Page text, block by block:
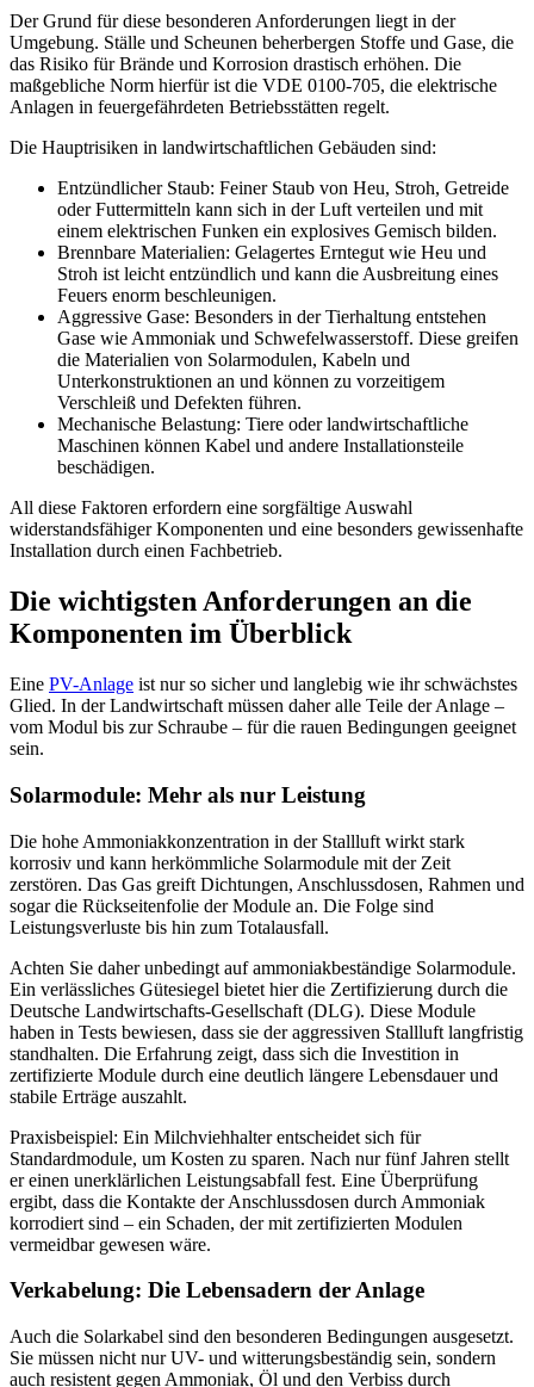
Der Grund für diese besonderen Anforderungen liegt in der
Umgebung. Ställe und Scheunen beherbergen Stoffe und Gase, die
das Risiko für Brände und Korrosion drastisch erhöhen. Die
maßgebliche Norm hierfür ist die VDE 0100-705, die elektrische
Anlagen in feuergefährdeten Betriebsstätten regelt.
Die Hauptrisiken in landwirtschaftlichen Gebäuden sind:
Entzündlicher Staub: Feiner Staub von Heu, Stroh, Getreide
oder Futtermitteln kann sich in der Luft verteilen und mit
einem elektrischen Funken ein explosives Gemisch bilden.
Brennbare Materialien: Gelagertes Erntegut wie Heu und
Stroh ist leicht entzündlich und kann die Ausbreitung eines
Feuers enorm beschleunigen.
Aggressive Gase: Besonders in der Tierhaltung entstehen
Gase wie Ammoniak und Schwefelwasserstoff. Diese greifen
die Materialien von Solarmodulen, Kabeln und
Unterkonstruktionen an und können zu vorzeitigem
Verschleiß und Defekten führen.
Mechanische Belastung: Tiere oder landwirtschaftliche
Maschinen können Kabel und andere Installationsteile
beschädigen.
All diese Faktoren erfordern eine sorgfältige Auswahl
widerstandsfähiger Komponenten und eine besonders gewissenhafte
Installation durch einen Fachbetrieb.
Die wichtigsten Anforderungen an die
Komponenten im Überblick
Eine PV-Anlage ist nur so sicher und langlebig wie ihr schwächstes
Glied. In der Landwirtschaft müssen daher alle Teile der Anlage –
vom Modul bis zur Schraube – für die rauen Bedingungen geeignet
sein.
Solarmodule: Mehr als nur Leistung
Die hohe Ammoniakkonzentration in der Stallluft wirkt stark
korrosiv und kann herkömmliche Solarmodule mit der Zeit
zerstören. Das Gas greift Dichtungen, Anschlussdosen, Rahmen und
sogar die Rückseitenfolie der Module an. Die Folge sind
Leistungsverluste bis hin zum Totalausfall.
Achten Sie daher unbedingt auf ammoniakbeständige Solarmodule.
Ein verlässliches Gütesiegel bietet hier die Zertifizierung durch die
Deutsche Landwirtschafts-Gesellschaft (DLG). Diese Module
haben in Tests bewiesen, dass sie der aggressiven Stallluft langfristig
standhalten. Die Erfahrung zeigt, dass sich die Investition in
zertifizierte Module durch eine deutlich längere Lebensdauer und
stabile Erträge auszahlt.
Praxisbeispiel: Ein Milchviehhalter entscheidet sich für
Standardmodule, um Kosten zu sparen. Nach nur fünf Jahren stellt
er einen unerklärlichen Leistungsabfall fest. Eine Überprüfung
ergibt, dass die Kontakte der Anschlussdosen durch Ammoniak
korrodiert sind – ein Schaden, der mit zertifizierten Modulen
vermeidbar gewesen wäre.
Verkabelung: Die Lebensadern der Anlage
Auch die Solarkabel sind den besonderen Bedingungen ausgesetzt.
Sie müssen nicht nur UV- und witterungsbeständig sein, sondern
auch resistent gegen Ammoniak, Öl und den Verbiss durch